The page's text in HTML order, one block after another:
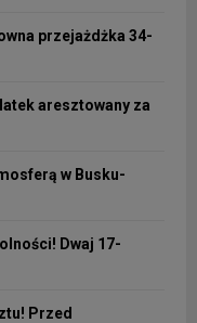
przejażdżka 34-
aresztowany za
w Busku-
Dwaj 17-
Przed